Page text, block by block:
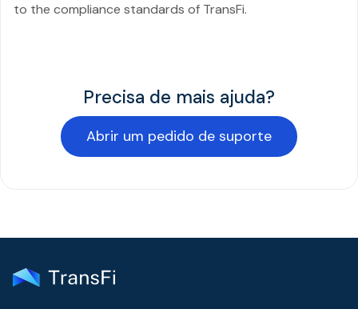
to the compliance standards of TransFi.
Precisa de mais ajuda?
Abrir um pedido de suporte